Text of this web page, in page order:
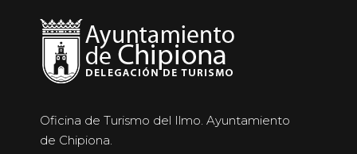
Oficina de Turismo del Ilmo. Ayuntamiento
de Chipiona.